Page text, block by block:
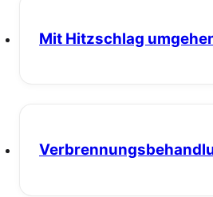
Mit Hitzschlag